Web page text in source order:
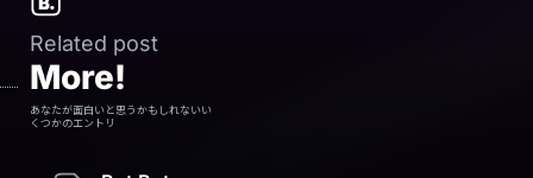
Related post
More!
あなたが面白いと思うかもしれないい
くつかのエントリ